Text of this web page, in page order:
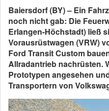
Baiersdorf (BY) – Ein
noch nicht gab: Die
Erlangen-Höchstadt) ließ
Vorausrüstwagen (VRW)
Ford Transit Custom
Allradantrieb nachrüsten.
Prototypen angesehen
Transportern von